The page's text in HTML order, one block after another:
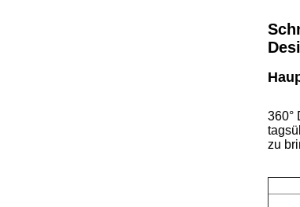
360°
zu